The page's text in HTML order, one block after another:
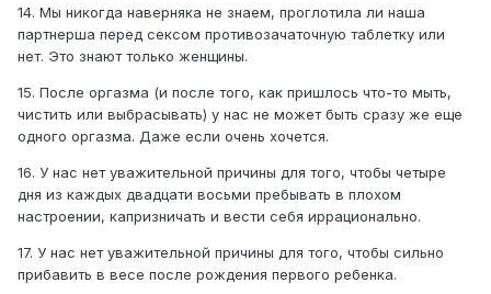
14. Мы никогда наверняка не знаем, проглотила ли наша
партнерша перед сексом противозачаточную таблетку или
нет. Это знают только женщины.
15. После оргазма (и после того, как пришлось что-то мыть,
чистить или выбрасывать) у нас не может быть сразу же еще
одного оргазма. Даже если очень хочется.
16. У нас нет уважительной причины для того, чтобы четыре
дня из каждых двадцати восьми пребывать в плохом
настроении, капризничать и вести себя иррационально.
17. У нас нет уважительной причины для того, чтобы сильно
прибавить в весе после рождения первого ребенка.